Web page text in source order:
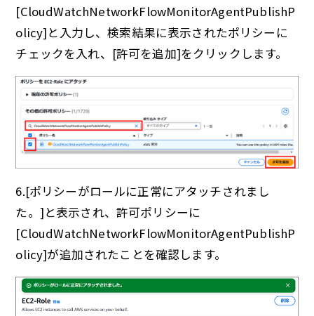
[CloudWatchNetworkFlowMonitorAgentPublishP
olicy]と入力し、検索結果に表示されたポリシーに
チェックを入れ、[許可を追加]をクリックします。
6.[ポリシーがロールに正常にアタッチされまし
た。]と表示され、許可ポリシーに
[CloudWatchNetworkFlowMonitorAgentPublishP
olicy]が追加されたことを確認します。